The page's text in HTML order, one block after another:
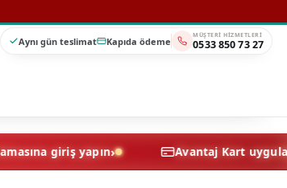
Aynı gün teslimat Kapıda ödeme MÜŞTERI HIZMETLERI
0533 850 73 27
giriş yapın Avantaj